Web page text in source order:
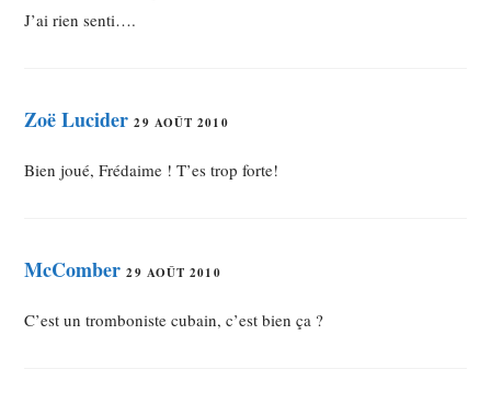
J’ai rien senti….
Zoë Lucider 29 AOÛT 2010
Bien joué, Frédaime ! T’es trop forte!
McComber 29 AOÛT 2010
C’est un tromboniste cubain, c’est bien ça ?